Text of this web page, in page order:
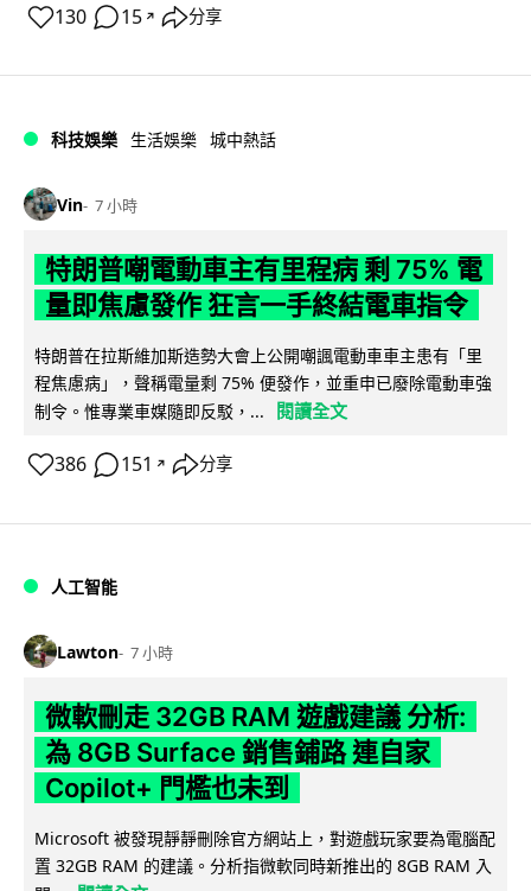
130 15 ↗ 分享
科技娛樂 生活娛樂 城中熱話
Vin 7 小時
特朗普嘲電動車主有里程病 剩 75% 電
量即焦慮發作 狂言一手終結電車指令
特朗普在拉斯維加斯造勢大會上公開嘲諷電動車車主患有「里
程焦慮病」，聲稱電量剩 75% 便發作，並重申已廢除電動車強
制令。惟專業車媒隨即反駁，...
閱讀全文
386 151 ↗ 分享
人工智能
Lawton 7 小時
微軟刪走 32GB RAM 遊戲建議 分析:
為 8GB Surface 銷售鋪路 連自家
Copilot+ 門檻也未到
Microsoft 被發現靜靜刪除官方網站上，對遊戲玩家要為電腦配
置 32GB RAM 的建議。分析指微軟同時新推出的 8GB RAM 入